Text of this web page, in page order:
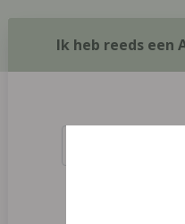
Ik heb reeds een